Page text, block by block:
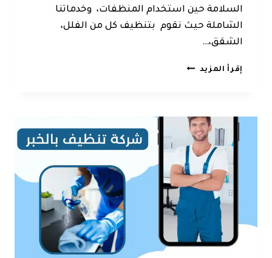
السلامة حين استخدام المنظفات، وخدماتنا
الشاملة حيث نقوم بتنظيف كل من الفلل،
الشقق،…
إقرأ المزيد شركة